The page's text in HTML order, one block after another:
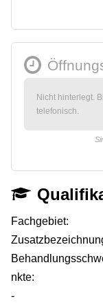
Nicht hinterlegt.
telefonisch.
Fachgebiet:
nkte:
-